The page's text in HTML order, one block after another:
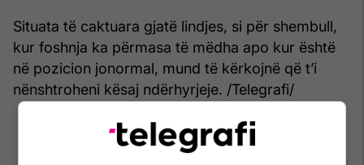
Situata të caktuara gjatë lindjes, si për shembull,
kur foshnja ka përmasa të mëdha apo kur është
në pozicion jonormal, mund të kërkojnë që t’i
nënshtroheni kësaj ndërhyrjeje. /Telegrafi/